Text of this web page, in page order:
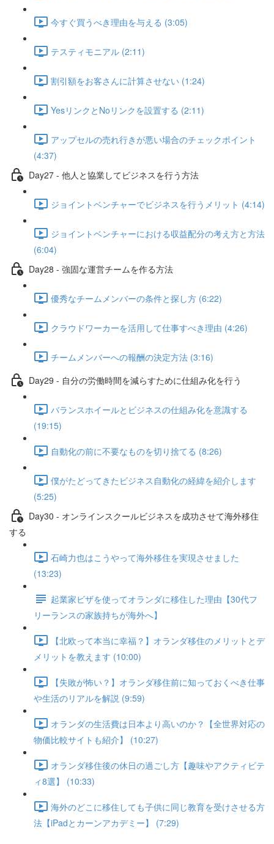
今すぐ買うべき理由を与える (3:05)
テスティモニアル (2:11)
割引額をお客さんに計算させない (1:24)
YesリンクとNoリンクを設置する (2:11)
アップセルの売れ行きが悪い場合のチェックポイント
(4:37)
Day27 - 他人と協業してビジネスを行う方法
ジョイントベンチャーでビジネスを行うメリット (4:14)
ジョイントベンチャーにおける収益配分の考え方と方法
(6:04)
Day28 - 強固な運営チームを作る方法
優秀なチームメンバーの条件と探し方 (6:22)
クラウドワーカーを活用して仕事すべき理由 (4:26)
チームメンバーへの報酬の決定方法 (3:16)
Day29 - 自分の労働時間を減らすために仕組み化を行う
バランスホイールとビジネスの仕組み化を意識する
(19:15)
自動化の前に不要なものを切り捨てる (8:26)
僕がたどってきたビジネス自動化の経緯を紹介します
(5:25)
Day30 - オンラインスクールビジネスを成功させて海外移住
する
石崎力也はこうやって海外移住を実現させました
(13:23)
起業家ビザを使ってオランダに移住した理由【30代フ
リーランスの家族持ちが海外へ】
【北欧って本当に幸福？】オランダ移住のメリットとデ
メリットを教えます (10:00)
【失敗が怖い？】オランダ移住前に知っておくべき仕事
や生活のリアルを解説 (9:59)
オランダの生活費は日本より高いのか？【全世界対応の
物価比較サイトも紹介】 (10:27)
オランダ移住後の休日の過ごし方【趣味やアクティビテ
ィ8選】 (10:33)
海外のどこに移住しても子供に同じ教育を受けさせる方
法【iPadとカーンアカデミー】 (7:29)